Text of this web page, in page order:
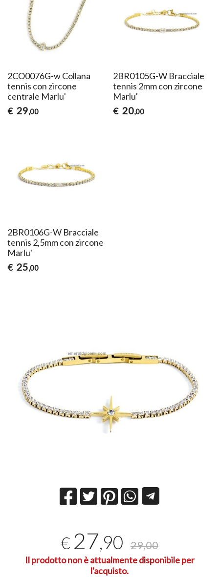
2CO0076G-w Collana
tennis con zircone
centrale Marlu'
€ 29,00
2BR0105G-W Bracciale
tennis 2mm con zircone
Marlu'
€ 20,00
2BR0106G-W Bracciale
tennis 2,5mm con zircone
Marlu'
€ 25,00
€ 27,90 29,00
Il prodotto non è attualmente disponibile per
l'acquisto.